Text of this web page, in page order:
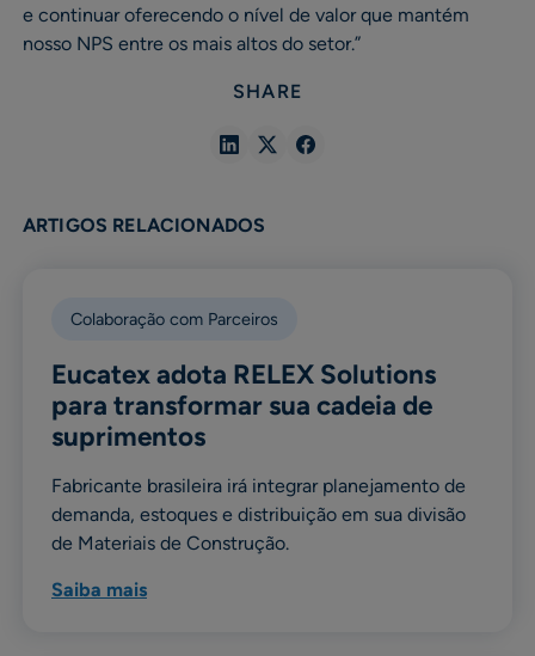
e continuar oferecendo o nível de valor que mantém
nosso NPS entre os mais altos do setor.”
SHARE
ShareShareShare
ARTIGOS RELACIONADOS
Colaboração com Parceiros
Eucatex adota RELEX Solutions
para transformar sua cadeia de
suprimentos
Fabricante brasileira irá integrar planejamento de
demanda, estoques e distribuição em sua divisão
de Materiais de Construção.
Saiba mais